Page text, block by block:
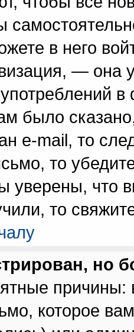
в него
— она
было
e-mail, то
то
уверены, что
то
но
которое